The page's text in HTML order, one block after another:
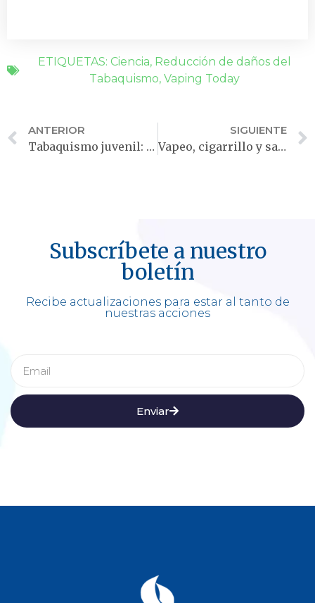
ETIQUETAS: Ciencia, Reducción de daños del
Tabaquismo, Vaping Today
ANTERIOR
Tabaquismo juvenil: el vapeo no es el culpable
SIGUIENTE
Vapeo, cigarrillo y salud cardiovascular
Subscríbete a nuestro
boletín
Recibe actualizaciones para estar al tanto de
nuestras acciones
Enviar